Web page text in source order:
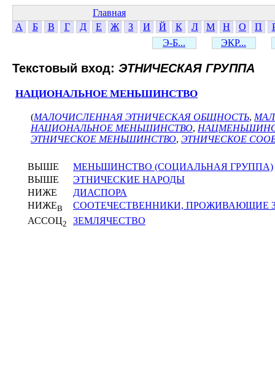
Главная
А
Б В Г Д Е Ж З И Й К Л М Н О П
Э-Б...
ЭКР...
Текстовый вход: ЭТНИЧЕСКАЯ ГРУППА
НАЦИОНАЛЬНОЕ МЕНЬШИНСТВО
(МАЛОЧИСЛЕННАЯ ЭТНИЧЕСКАЯ ОБЩНОСТЬ,
НАЦИОНАЛЬНОЕ МЕНЬШИНСТВО,
ЭТНИЧЕСКОЕ МЕНЬШИНСТВО, ЭТНИЧЕСКОЕ
ВЫШЕ
МЕНЬШИНСТВО (СОЦИАЛЬНАЯ ГРУППА)
ВЫШЕ
ЭТНИЧЕСКИЕ НАРОДЫ
НИЖЕ
ДИАСПОРА
НИЖЕВ
СООТЕЧЕСТВЕННИКИ, ПРОЖИВАЮЩИЕ
АССОЦ2 ЗЕМЛЯЧЕСТВО